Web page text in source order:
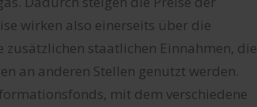
wirken also einerseits über die
staatlichen Einnahmen, die
an anderen Stellen genutzt werden.
mit dem verschiedene